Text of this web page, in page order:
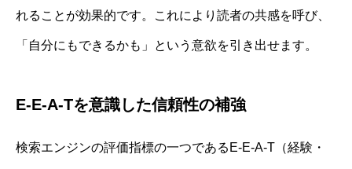
れることが効果的です。これにより読者の共感を呼び、
「自分にもできるかも」という意欲を引き出せます。
E-E-A-Tを意識した信頼性の補強
検索エンジンの評価指標の一つであるE-E-A-T（経験・